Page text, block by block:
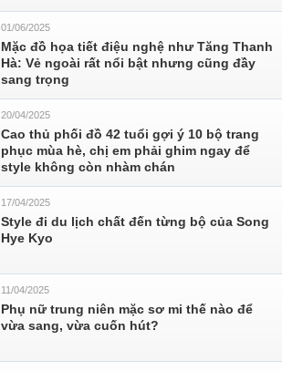
01/06/2025
Mặc đồ họa tiết điệu nghệ như Tăng Thanh
Hà: Vẻ ngoài rất nổi bật nhưng cũng đầy
sang trọng
20/04/2025
Cao thủ phối đồ 42 tuổi gợi ý 10 bộ trang
phục mùa hè, chị em phải ghim ngay để
style không còn nhàm chán
17/04/2025
Style đi du lịch chất đến từng bộ của Song
Hye Kyo
11/04/2025
Phụ nữ trung niên mặc sơ mi thế nào để
vừa sang, vừa cuốn hút?